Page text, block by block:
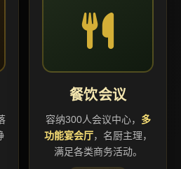
餐饮会议
容纳300人会议中心， 多
功能宴会厅，名厨主理，
满足各类商务活动。